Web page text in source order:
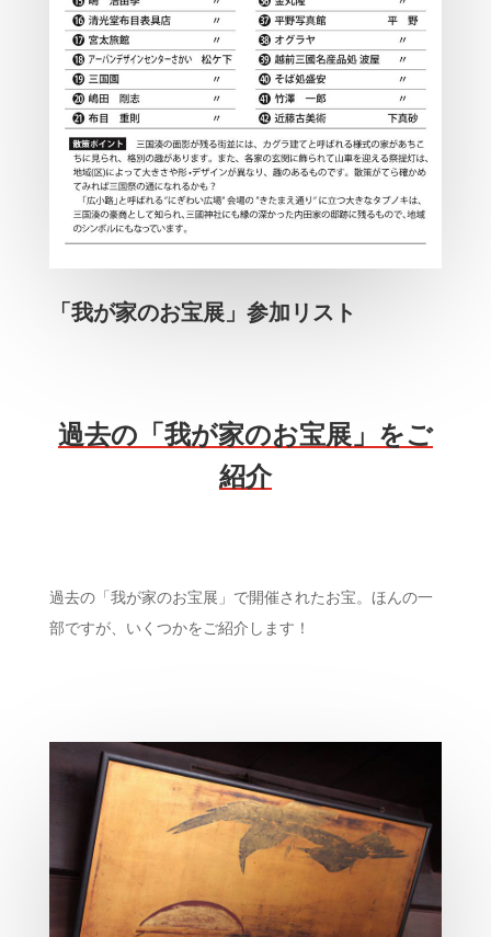
「我が家のお宝展」参加リスト
過去の「我が家のお宝展」をご
紹介
過去の「我が家のお宝展」で開催されたお宝。ほんの一
部ですが、いくつかをご紹介します！